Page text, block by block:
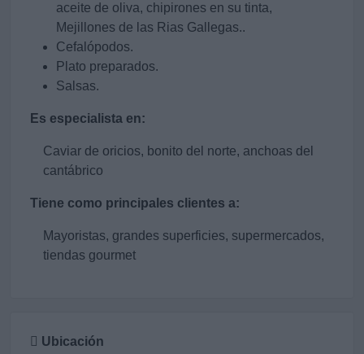
aceite de oliva, chipirones en su tinta,
Mejillones de las Rias Gallegas..
Cefalópodos.
Plato preparados.
Salsas.
Es especialista en:
Caviar de oricios, bonito del norte, anchoas del
cantábrico
Tiene como principales clientes a:
Mayoristas, grandes superficies, supermercados,
tiendas gourmet
Ubicación